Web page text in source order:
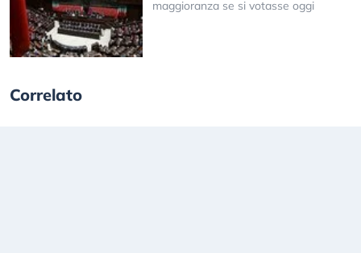
maggioranza se si votasse oggi
Correlato